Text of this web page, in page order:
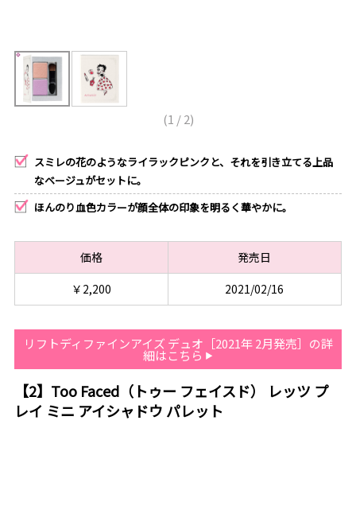
(1 /2)
スミレの花のようなライラックピンクと、それを引き立てる上品
なベージュがセットに。
ほんのり血色カラーが顔全体の印象を明るく華やかに。
価格
発売日
￥2,200
2021/02/16
リフトディファインアイズ デュオ［2021年 2月発売］の詳
細はこちら
【2】Too Faced（トゥー フェイスド） レッツ プ
レイ ミニ アイシャドウ パレット